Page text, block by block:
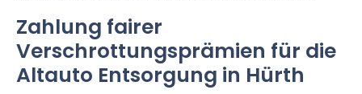
Zahlung fairer
Verschrottungsprämien für die
Altauto Entsorgung in Hürth